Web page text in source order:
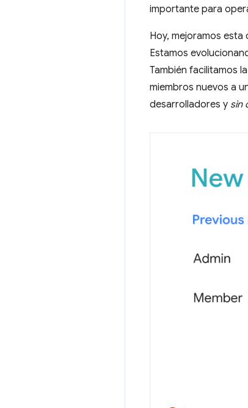
importante para
Hoy, mejoramos
Estamos
También facilitamos
miembros nuevos a
desarrolladores y sin